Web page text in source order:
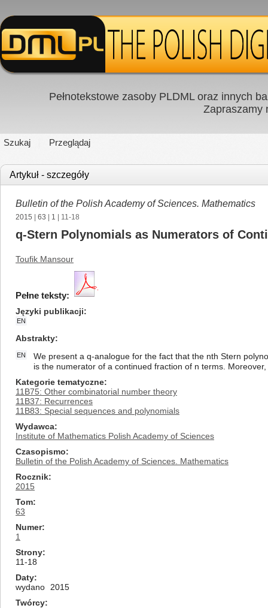
Pełnotekstowe zasoby PLDML oraz innych
Zapraszamy
Szukaj Przeglądaj
Artykuł - szczegóły
Bulletin of the Polish Academy of Sciences. Mathematics
2015 63 1 | 11-18
q-Stern Polynomials as Numerators of
Toufik Mansour
Pełne teksty:
Języki publikacji
EN
Abstrakty
EN
We present a q-analogue for the fact that the nth Stern
is the numerator of a continued fraction of n terms.
Kategorie tematyczne
11B75: Other combinatorial number theory
11B37: Recurrences
11B83: Special sequences and polynomials
Wydawca
Institute of Mathematics Polish Academy of Sciences
Czasopismo
Bulletin of the Polish Academy of Sciences. Mathematics
Rocznik
2015
Tom
63
Numer
1
Strony
11-18
Daty
wydano
2015
Twórcy